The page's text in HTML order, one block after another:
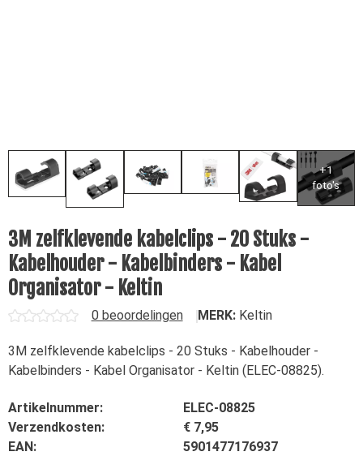
3M zelfklevende kabelclips - 20 Stuks -
Kabelhouder - Kabelbinders - Kabel
Organisator - Keltin
0 beoordelingen MERK: Keltin
3M zelfklevende kabelclips - 20 Stuks - Kabelhouder -
Kabelbinders - Kabel Organisator - Keltin (ELEC-08825).
Artikelnummer:
ELEC-08825
Verzendkosten:
€ 7,95
EAN:
5901477176937